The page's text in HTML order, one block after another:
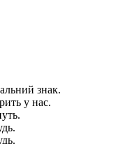
знак.
у нас.